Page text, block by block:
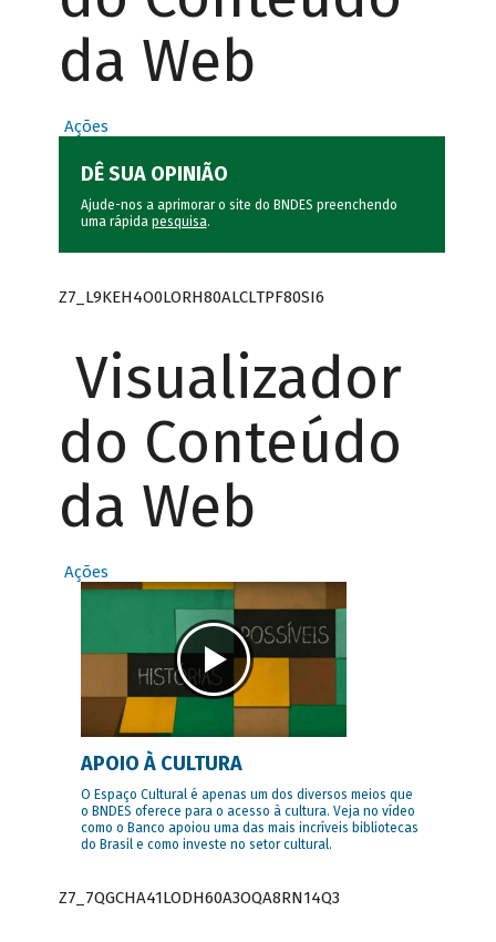
da Web
Ações
DÊ SUA OPINIÃO
Ajude-nos a aprimorar o site do BNDES preenchendo
uma rápida pesquisa.
Z7_L9KEH4O0LORH80ALCLTPF80SI6
Visualizador
do Conteúdo
da Web
Ações
APOIO À CULTURA
O Espaço Cultural é apenas um dos diversos meios que
o BNDES oferece para o acesso à cultura. Veja no vídeo
como o Banco apoiou uma das mais incríveis bibliotecas
do Brasil e como investe no setor cultural.
Z7_7QGCHA41LODH60A3OQA8RN14Q3